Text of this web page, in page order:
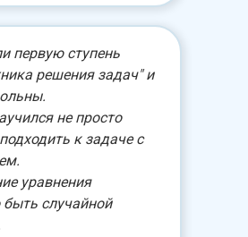
первую ступень
решения задач" и
не просто
к задаче с
уравнения
быть случайной